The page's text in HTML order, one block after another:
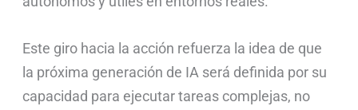
Este giro hacia la acción refuerza la idea de que
la próxima generación de IA será definida por su
capacidad para ejecutar tareas complejas, no